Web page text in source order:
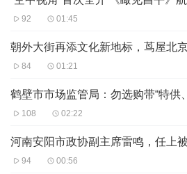
联系我们：
征集邮箱：
征集时间：即日起至4月30日
我们将认真对待每一个线索，从中
借助媒体平台、专家机构和企业力
拥抱变化、谋求发展的生动事迹。
92 01:45
朝外大街再添文化新地标，茑屋北
84 01:21
108 02:22
河南安阳市政协副主席雷鸣，任上
94 00:56